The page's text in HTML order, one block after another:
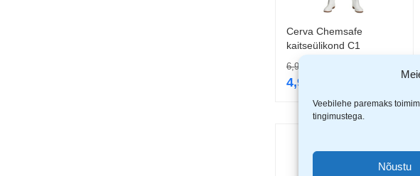
Veebilehe paremaks
tingimustega.
Nõustu
Vali
Cerva Chemsafe
kaitseülikond C1
6,99
4,99